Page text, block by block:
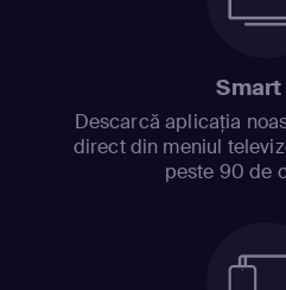
Smart
Descarcă aplicația
direct din meniul
peste 90 de